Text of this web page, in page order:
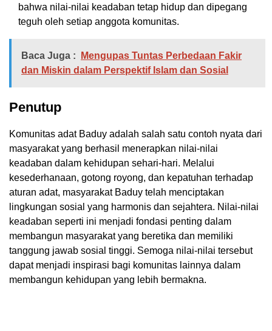
bahwa nilai-nilai keadaban tetap hidup dan dipegang
teguh oleh setiap anggota komunitas.
Baca Juga :
Mengupas Tuntas Perbedaan Fakir
dan Miskin dalam Perspektif Islam dan Sosial
Penutup
Komunitas adat Baduy adalah salah satu contoh nyata dari
masyarakat yang berhasil menerapkan nilai-nilai
keadaban dalam kehidupan sehari-hari. Melalui
kesederhanaan, gotong royong, dan kepatuhan terhadap
aturan adat, masyarakat Baduy telah menciptakan
lingkungan sosial yang harmonis dan sejahtera. Nilai-nilai
keadaban seperti ini menjadi fondasi penting dalam
membangun masyarakat yang beretika dan memiliki
tanggung jawab sosial tinggi. Semoga nilai-nilai tersebut
dapat menjadi inspirasi bagi komunitas lainnya dalam
membangun kehidupan yang lebih bermakna.